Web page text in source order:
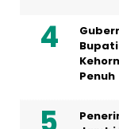
Penuh